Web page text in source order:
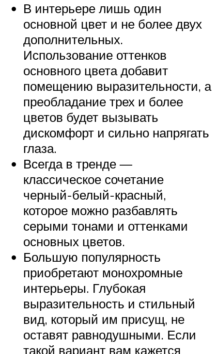
В интерьере лишь один
основной цвет и не более двух
дополнительных.
Использование оттенков
основного цвета добавит
помещению выразительности, а
преобладание трех и более
цветов будет вызывать
дискомфорт и сильно напрягать
глаза.
Всегда в тренде —
классическое сочетание
черный-белый-красный,
которое можно разбавлять
серыми тонами и оттенками
основных цветов.
Большую популярность
приобретают монохромные
интерьеры. Глубокая
выразительность и стильный
вид, который им присущ, не
оставят равнодушными. Если
такой вариант вам кажется